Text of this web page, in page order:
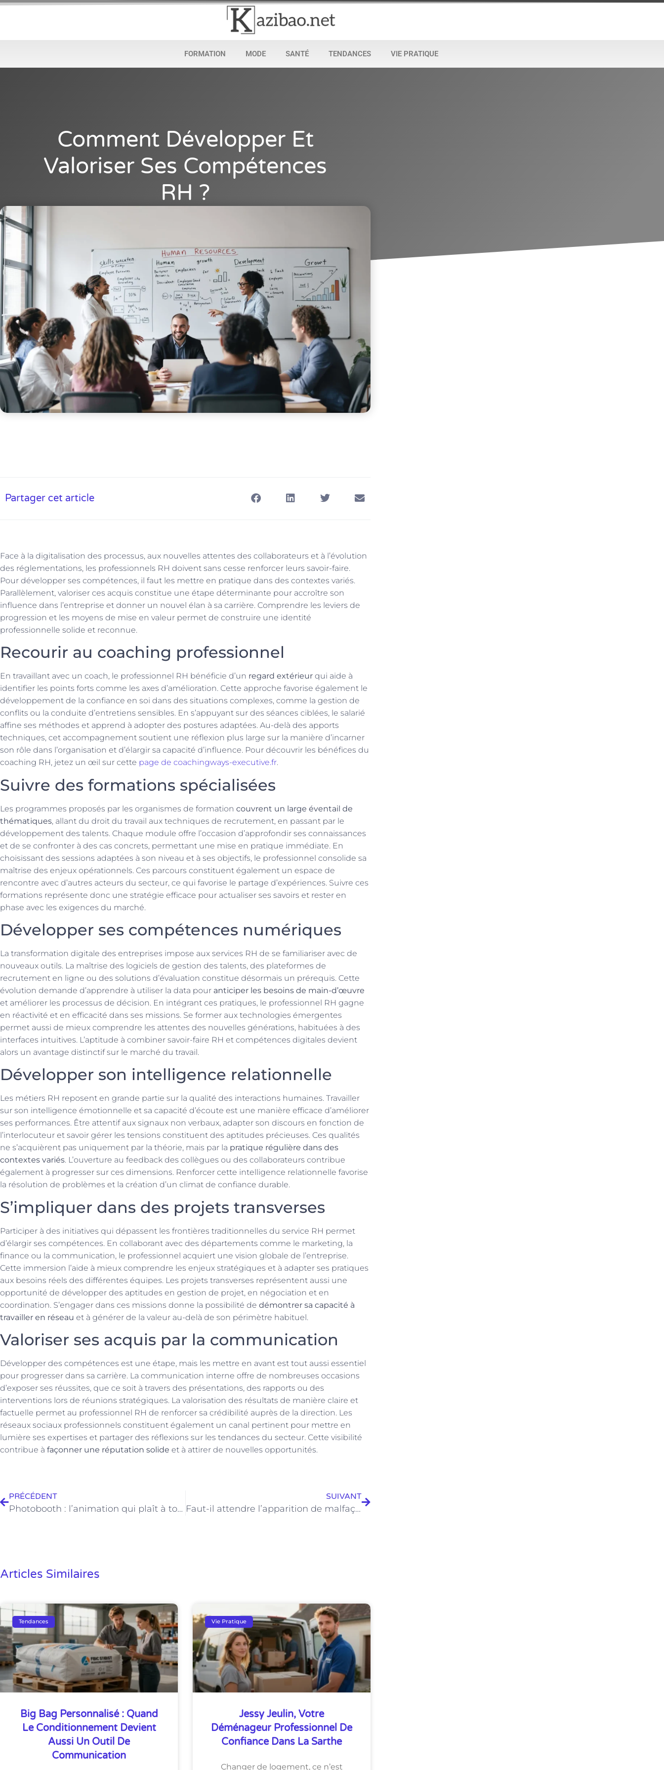
FORMATION MODE SANTÉ TENDANCES VIE PRATIQUE
Comment Développer Et
Valoriser Ses Compétences
RH ?
Partager cet article
Face à la digitalisation des processus, aux nouvelles attentes des collaborateurs et à l’évolution
des réglementations, les professionnels RH doivent sans cesse renforcer leurs savoir-faire.
Pour développer ses compétences, il faut les mettre en pratique dans des contextes variés.
Parallèlement, valoriser ces acquis constitue une étape déterminante pour accroître son
influence dans l’entreprise et donner un nouvel élan à sa carrière. Comprendre les leviers de
progression et les moyens de mise en valeur permet de construire une identité
professionnelle solide et reconnue.
Recourir au coaching professionnel
En travaillant avec un coach, le professionnel RH bénéficie d’un regard extérieur qui aide à
identifier les points forts comme les axes d’amélioration. Cette approche favorise également le
développement de la confiance en soi dans des situations complexes, comme la gestion de
conflits ou la conduite d’entretiens sensibles. En s’appuyant sur des séances ciblées, le salarié
affine ses méthodes et apprend à adopter des postures adaptées. Au-delà des apports
techniques, cet accompagnement soutient une réflexion plus large sur la manière d’incarner
son rôle dans l’organisation et d’élargir sa capacité d’influence. Pour découvrir les bénéfices du
coaching RH, jetez un œil sur cette page de coachingways-executive.fr.
Suivre des formations spécialisées
Les programmes proposés par les organismes de formation couvrent un large éventail de
thématiques, allant du droit du travail aux techniques de recrutement, en passant par le
développement des talents. Chaque module offre l’occasion d’approfondir ses connaissances
et de se confronter à des cas concrets, permettant une mise en pratique immédiate. En
choisissant des sessions adaptées à son niveau et à ses objectifs, le professionnel consolide sa
maîtrise des enjeux opérationnels. Ces parcours constituent également un espace de
rencontre avec d’autres acteurs du secteur, ce qui favorise le partage d’expériences. Suivre ces
formations représente donc une stratégie efficace pour actualiser ses savoirs et rester en
phase avec les exigences du marché.
Développer ses compétences numériques
La transformation digitale des entreprises impose aux services RH de se familiariser avec de
nouveaux outils. La maîtrise des logiciels de gestion des talents, des plateformes de
recrutement en ligne ou des solutions d’évaluation constitue désormais un prérequis. Cette
évolution demande d’apprendre à utiliser la data pour anticiper les besoins de main-d’œuvre
et améliorer les processus de décision. En intégrant ces pratiques, le professionnel RH gagne
en réactivité et en efficacité dans ses missions. Se former aux technologies émergentes
permet aussi de mieux comprendre les attentes des nouvelles générations, habituées à des
interfaces intuitives. L’aptitude à combiner savoir-faire RH et compétences digitales devient
alors un avantage distinctif sur le marché du travail.
Développer son intelligence relationnelle
Les métiers RH reposent en grande partie sur la qualité des interactions humaines. Travailler
sur son intelligence émotionnelle et sa capacité d’écoute est une manière efficace d’améliorer
ses performances. Être attentif aux signaux non verbaux, adapter son discours en fonction de
l’interlocuteur et savoir gérer les tensions constituent des aptitudes précieuses. Ces qualités
ne s’acquièrent pas uniquement par la théorie, mais par la pratique régulière dans des
contextes variés. L’ouverture au feedback des collègues ou des collaborateurs contribue
également à progresser sur ces dimensions. Renforcer cette intelligence relationnelle favorise
la résolution de problèmes et la création d’un climat de confiance durable.
S’impliquer dans des projets transverses
Participer à des initiatives qui dépassent les frontières traditionnelles du service RH permet
d’élargir ses compétences. En collaborant avec des départements comme le marketing, la
finance ou la communication, le professionnel acquiert une vision globale de l’entreprise.
Cette immersion l’aide à mieux comprendre les enjeux stratégiques et à adapter ses pratiques
aux besoins réels des différentes équipes. Les projets transverses représentent aussi une
opportunité de développer des aptitudes en gestion de projet, en négociation et en
coordination. S’engager dans ces missions donne la possibilité de démontrer sa capacité à
travailler en réseau et à générer de la valeur au-delà de son périmètre habituel.
Valoriser ses acquis par la communication
Développer des compétences est une étape, mais les mettre en avant est tout aussi essentiel
pour progresser dans sa carrière. La communication interne offre de nombreuses occasions
d’exposer ses réussites, que ce soit à travers des présentations, des rapports ou des
interventions lors de réunions stratégiques. La valorisation des résultats de manière claire et
factuelle permet au professionnel RH de renforcer sa crédibilité auprès de la direction. Les
réseaux sociaux professionnels constituent également un canal pertinent pour mettre en
lumière ses expertises et partager des réflexions sur les tendances du secteur. Cette visibilité
contribue à façonner une réputation solide et à attirer de nouvelles opportunités.
PRÉCÉDENT
Photobooth : l’animation qui plaît à tous les âges
SUIVANT
Faut-il attendre l’apparition de malfaçons pour solliciter un avocat en droit de la construction ?
Articles Similaires
Tendances
Big Bag Personnalisé : Quand
Le Conditionnement Devient
Aussi Un Outil De
Communication
Vie Pratique
Jessy Jeulin, Votre
Déménageur Professionnel De
Confiance Dans La Sarthe
Changer de logement, ce n’est